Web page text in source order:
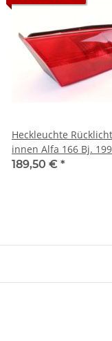
Heckleuchte
innen Alfa 166 Bj.
NEU Original
189,50 € *